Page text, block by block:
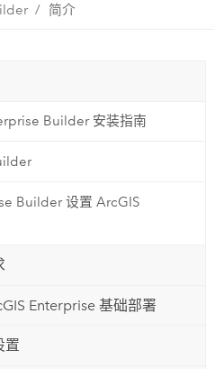
简介
Builder 安装指南
Builder 设置 ArcGIS
Enterprise 基础部署
置